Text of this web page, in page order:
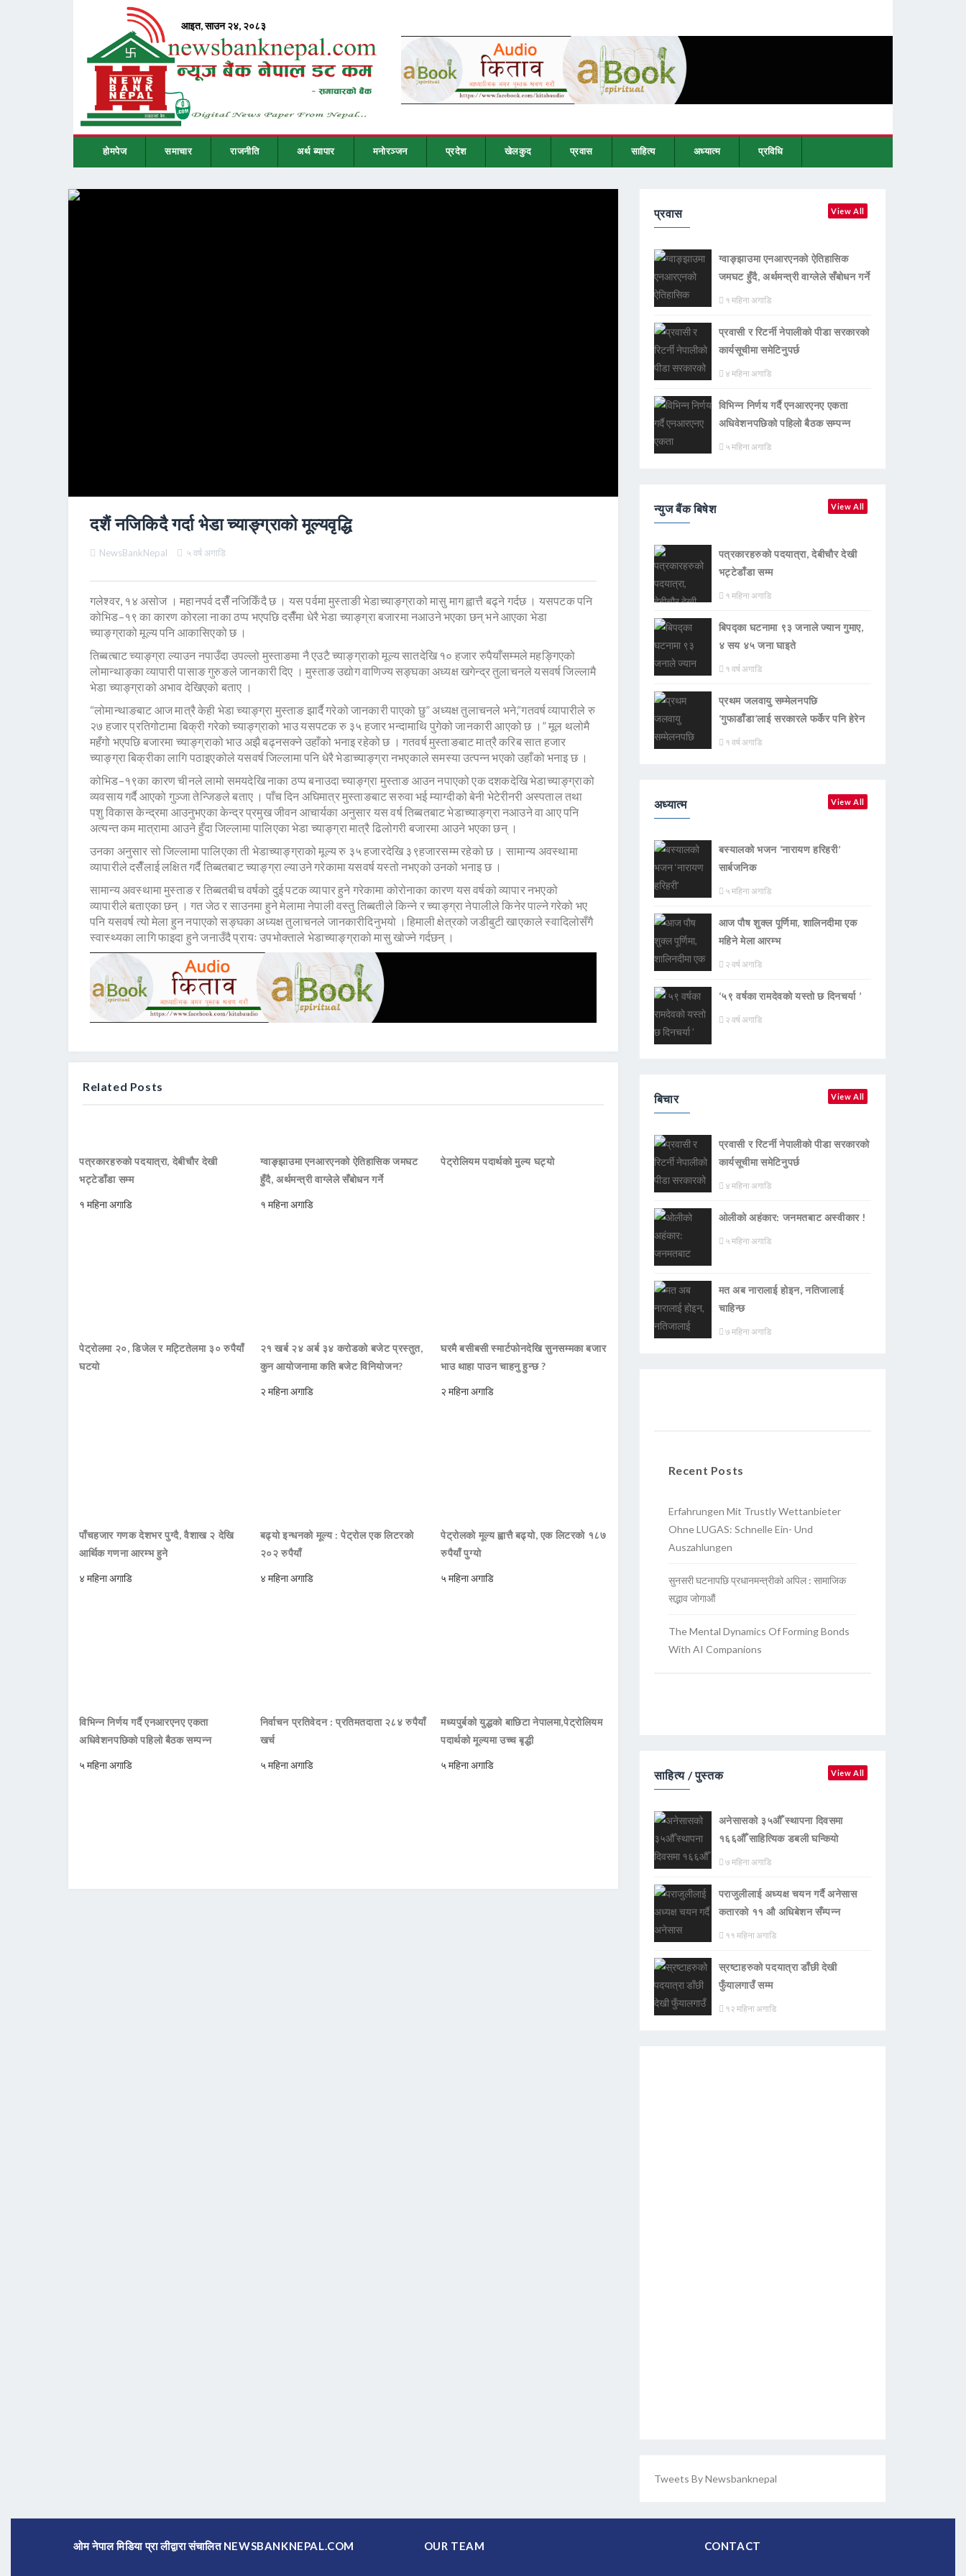
होमपेज समाचार राजनीति अर्थ ब्यापार मनोरञ्जन प्रदेश खेलकुद प्रवास साहित्य अध्यात्म प्रविधि
दशैं नजिकिदै गर्दा भेडा च्याङ्ग्राको मूल्यवृद्धि
NewsBankNepal ५ वर्ष अगाडि
गलेश्वर, १४ असोज । महानपर्व दसैँ नजिकिँदै छ । यस पर्वमा मुस्ताङी भेडाच्याङ्ग्राको मासु माग ह्वात्तै बढ्ने गर्दछ । यसपटक पनि
कोभिड–१९ का कारण कोरला नाका ठप्प भएपछि दसैँमा धेरै भेडा च्याङ्ग्रा बजारमा नआउने भएका छन् भने आएका भेडा
च्याङ्ग्राको मूल्य पनि आकासिएको छ ।
तिब्बत्बाट च्याङ्ग्रा ल्याउन नपाउँदा उपल्लो मुस्ताङमा नै एउटै च्याङ्ग्राको मूल्य सातदेखि १० हजार रुपैयाँसम्मले महङ्गिएको
लोमान्थाङ्का व्यापारी पासाङ गुरुङले जानकारी दिए । मुस्ताङ उद्योग वाणिज्य सङ्घका अध्यक्ष खगेन्द्र तुलाचनले यसवर्ष जिल्लामै
भेडा च्याङ्ग्राको अभाव देखिएको बताए ।
“लोमान्थाङबाट आज मात्रै केही भेडा च्याङ्ग्रा मुस्ताङ झार्दै गरेको जानकारी पाएको छु” अध्यक्ष तुलाचनले भने,“गतवर्ष व्यापारीले रु
२७ हजार प्रतिगोटामा बिक्री गरेको च्याङ्ग्राको भाउ यसपटक रु ३५ हजार भन्दामाथि पुगेको जानकारी आएको छ ।” मूल थलोमै
महँगो भएपछि बजारमा च्याङ्ग्राको भाउ अझै बढ्नसक्ने उहाँको भनाइ रहेको छ । गतवर्ष मुस्ताङबाट मात्रै करिब सात हजार
च्याङ्ग्रा बिक्रीका लागि पठाइएकोले यसवर्ष जिल्लामा पनि धेरै भेडाच्याङ्ग्रा नभएकाले समस्या उत्पन्न भएको उहाँको भनाइ छ ।
कोभिड–१९का कारण चीनले लामो समयदेखि नाका ठप्प बनाउदा च्याङ्ग्रा मुस्ताङ आउन नपाएको एक दशकदेखि भेडाच्याङ्ग्राको
व्यवसाय गर्दै आएको गुञ्जा तेन्जिङले बताए । पाँच दिन अघिमात्र मुस्ताङबाट सरुवा भई म्याग्दीको बेनी भेटेरीनरी अस्पताल तथा
पशु विकास केन्द्रमा आउनुभएका केन्द्र प्रमुख जीवन आचार्यका अनुसार यस वर्ष तिब्बतबाट भेडाच्याङ्ग्रा नआउने वा आए पनि
अत्यन्त कम मात्रामा आउने हुँदा जिल्लामा पालिएका भेडा च्याङ्ग्रा मात्रै ढिलोगरी बजारमा आउने भएका छन् ।
उनका अनुसार सो जिल्लामा पालिएका ती भेडाच्याङ्ग्राको मूल्य रु ३५ हजारदेखि ३९हजारसम्म रहेको छ । सामान्य अवस्थामा
व्यापारीले दसैँलाई लक्षित गर्दै तिब्बतबाट च्याङ्ग्रा ल्याउने गरेकामा यसवर्ष यस्तो नभएको उनको भनाइ छ ।
सामान्य अवस्थामा मुस्ताङ र तिब्बतबीच वर्षको दुई पटक व्यापार हुने गरेकामा कोरोनाका कारण यस वर्षको व्यापार नभएको
व्यापारीले बताएका छन् । गत जेठ र साउनमा हुने मेलामा नेपाली वस्तु तिब्बतीले किन्ने र च्याङ्ग्रा नेपालीले किनेर पाल्ने गरेको भए
पनि यसवर्ष त्यो मेला हुन नपाएको सङ्घका अध्यक्ष तुलाचनले जानकारीदिनुभयो ।हिमाली क्षेत्रको जडीबुटी खाएकाले स्वादिलोसँगै
स्वास्थ्यका लागि फाइदा हुने जनाउँदै प्रायः उपभोक्ताले भेडाच्याङ्ग्राको मासु खोज्ने गर्दछन् ।
Related Posts
पत्रकारहरुको पदयात्रा, देबीचौर देखी
भट्टेडाँडा सम्म
१ महिना अगाडि
ग्वाङ्झाउमा एनआरएनको ऐतिहासिक जमघट
हुँदै, अर्थमन्त्री वाग्लेले सँबोधन गर्ने
१ महिना अगाडि
पेट्रोलियम पदार्थको मुल्य घट्यो
पेट्रोलमा २०, डिजेल र मट्टितेलमा ३० रुपैयाँ
घटयो
२१ खर्ब २४ अर्ब ३४ करोडको बजेट प्रस्तुत,
कुन आयोजनामा कति बजेट विनियोजन?
२ महिना अगाडि
घरमै बसीबसी स्मार्टफोनदेखि सुनसम्मका बजार
भाउ थाहा पाउन चाहनु हुन्छ ?
२ महिना अगाडि
पाँचहजार गणक देशभर पुग्दै, वैशाख २ देखि
आर्थिक गणना आरम्भ हुने
४ महिना अगाडि
बढ्यो इन्धनको मूल्य : पेट्रोल एक लिटरको
२०२ रुपैयाँ
४ महिना अगाडि
पेट्रोलको मूल्य ह्वात्तै बढ्यो, एक लिटरको १८७
रुपैयाँ पुग्यो
५ महिना अगाडि
विभिन्न निर्णय गर्दै एनआरएनए एकता
अधिवेशनपछिको पहिलो बैठक सम्पन्न
५ महिना अगाडि
निर्वाचन प्रतिवेदन : प्रतिमतदाता २८४ रुपैयाँ
खर्च
५ महिना अगाडि
मध्यपुर्बको युद्धको बाछिटा नेपालमा,पेट्रोलियम
पदार्थको मूल्यमा उच्च बृद्धी
५ महिना अगाडि
प्रवास View All
ग्वाङ्झाउमा एनआरएनको ऐतिहासिक
जमघट हुँदै, अर्थमन्त्री वाग्लेले सँबोधन गर्ने
१ महिना अगाडि
प्रवासी र रिटर्नी नेपालीको पीडा सरकारको
कार्यसूचीमा समेटिनुपर्छ
४ महिना अगाडि
विभिन्न निर्णय गर्दै एनआरएनए एकता
अधिवेशनपछिको पहिलो बैठक सम्पन्न
५ महिना अगाडि
न्युज बैंक बिषेश View All
पत्रकारहरुको पदयात्रा, देबीचौर देखी
भट्टेडाँडा सम्म
१ महिना अगाडि
बिपद्का घटनामा ९३ जनाले ज्यान गुमाए,
४ सय ४५ जना घाइते
१ वर्ष अगाडि
प्रथम जलवायु सम्मेलनपछि
‘गुफाडाँडा’लाई सरकारले फर्केर पनि हेरेन
१ वर्ष अगाडि
अध्यात्म View All
बस्यालको भजन ‘नारायण हरिहरी’
सार्बजनिक
५ महिना अगाडि
आज पौष शुक्ल पूर्णिमा, शालिनदीमा एक
महिने मेला आरम्भ
२ वर्ष अगाडि
‘५९ वर्षका रामदेवकाे यस्ताे छ दिनचर्या ’
२ वर्ष अगाडि
बिचार View All
प्रवासी र रिटर्नी नेपालीको पीडा सरकारको
कार्यसूचीमा समेटिनुपर्छ
४ महिना अगाडि
ओलीको अहंकार: जनमतबाट अस्वीकार !
५ महिना अगाडि
मत अब नारालाई होइन, नतिजालाई
चाहिन्छ
७ महिना अगाडि
Recent Posts
Erfahrungen Mit Trustly Wettanbieter
Ohne LUGAS: Schnelle Ein- Und
Auszahlungen
सुनसरी घटनापछि प्रधानमन्त्रीको अपिल : सामाजिक
सद्भाव जोगाऔं
The Mental Dynamics Of Forming Bonds
With AI Companions
साहित्य / पुस्तक View All
अनेसासको ३५औँ स्थापना दिवसमा
१६६औँ साहित्यिक डबली घन्कियाे
७ महिना अगाडि
पराजुलीलाई अध्यक्ष चयन गर्दै अनेसास
कतारको ११ औ अधिबेशन सँम्पन्न
११ महिना अगाडि
स्रष्टाहरुको पदयात्रा डाँछी देखी
फुँयालगाउँ सम्म
१२ महिना अगाडि
Tweets By Newsbanknepal
ओम नेपाल मिडिया प्रा लीद्वारा संचालित NEWSBANKNEPAL.COM OUR TEAM CONTACT